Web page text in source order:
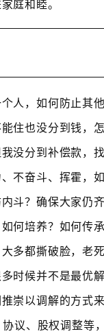
庭和睦。
人，如何防止其
住也没分到钱，怎
没分到补偿款，找
不奋斗、挥霍，如
斗？确保大家仍齐
何培养？如何传承
多都撕破脸，老
时候并不是最优解
以调解的方式
议、股权调整等